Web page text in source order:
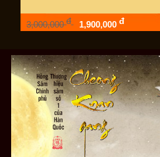
3,000,000đ 1,900,000đ